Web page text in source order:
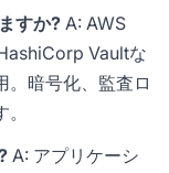
すか? A: AWS
Vaultな
。暗号化、監査ロ
A: アプリケーシ